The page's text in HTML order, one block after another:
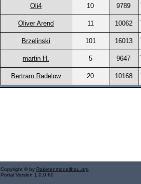
Oli4 10 9789
Oliver Arend 11 10062
Brzelinski 101 16013
martin H. 5 9647
Bertram Radelow 20 10168
Copyright © by Raketenmodellbau.org
Portal Version 1.0.0.60